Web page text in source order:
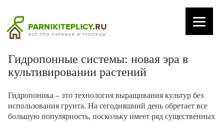
Гидропонные системы: новая эра в
культивировании растений
Гидропоника – это технология выращивания культур без
использования грунта. На сегодняшний день обретает все
большую популярность, поскольку имеет ряд существенных